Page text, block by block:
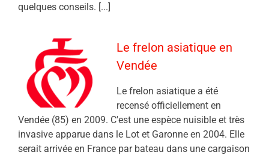
quelques conseils. [...]
Le frelon asiatique en
Vendée
Le frelon asiatique a été
recensé officiellement en
Vendée (85) en 2009. C'est une espèce nuisible et très
invasive apparue dans le Lot et Garonne en 2004. Elle
serait arrivée en France par bateau dans une cargaison